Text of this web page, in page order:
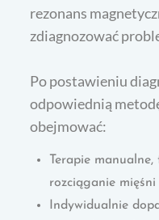
rezonans
zdiagnozować
Po postawieniu
odpowiednią
obejmować:
Terapie
rozciąganie
Indywidualnie